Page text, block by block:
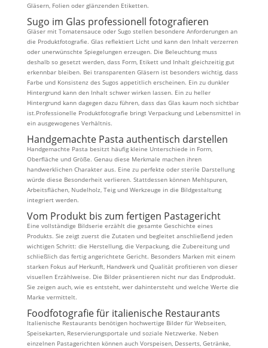
Gläsern, Folien oder glänzenden Etiketten.
Sugo im Glas professionell fotografieren
Gläser mit Tomatensauce oder Sugo stellen besondere Anforderungen an
die Produktfotografie. Glas reflektiert Licht und kann den Inhalt verzerren
oder unerwünschte Spiegelungen erzeugen. Die Beleuchtung muss
deshalb so gesetzt werden, dass Form, Etikett und Inhalt gleichzeitig gut
erkennbar bleiben. Bei transparenten Gläsern ist besonders wichtig, dass
Farbe und Konsistenz des Sugos appetitlich erscheinen. Ein zu dunkler
Hintergrund kann den Inhalt schwer wirken lassen. Ein zu heller
Hintergrund kann dagegen dazu führen, dass das Glas kaum noch sichtbar
ist.Professionelle Produktfotografie bringt Verpackung und Lebensmittel in
ein ausgewogenes Verhältnis.
Handgemachte Pasta authentisch darstellen
Handgemachte Pasta besitzt häufig kleine Unterschiede in Form,
Oberfläche und Größe. Genau diese Merkmale machen ihren
handwerklichen Charakter aus. Eine zu perfekte oder sterile Darstellung
würde diese Besonderheit verlieren. Stattdessen können Mehlspuren,
Arbeitsflächen, Nudelholz, Teig und Werkzeuge in die Bildgestaltung
integriert werden.
Vom Produkt bis zum fertigen Pastagericht
Eine vollständige Bildserie erzählt die gesamte Geschichte eines
Produkts. Sie zeigt zuerst die Zutaten und begleitet anschließend jeden
wichtigen Schritt: die Herstellung, die Verpackung, die Zubereitung und
schließlich das fertig angerichtete Gericht. Besonders Marken mit einem
starken Fokus auf Herkunft, Handwerk und Qualität profitieren von dieser
visuellen Erzählweise. Die Bilder präsentieren nicht nur das Endprodukt.
Sie zeigen auch, wie es entsteht, wer dahintersteht und welche Werte die
Marke vermittelt.
Foodfotografie für italienische Restaurants
Italienische Restaurants benötigen hochwertige Bilder für Webseiten,
Speisekarten, Reservierungsportale und soziale Netzwerke. Neben
einzelnen Pastagerichten können auch Vorspeisen, Desserts, Getränke,